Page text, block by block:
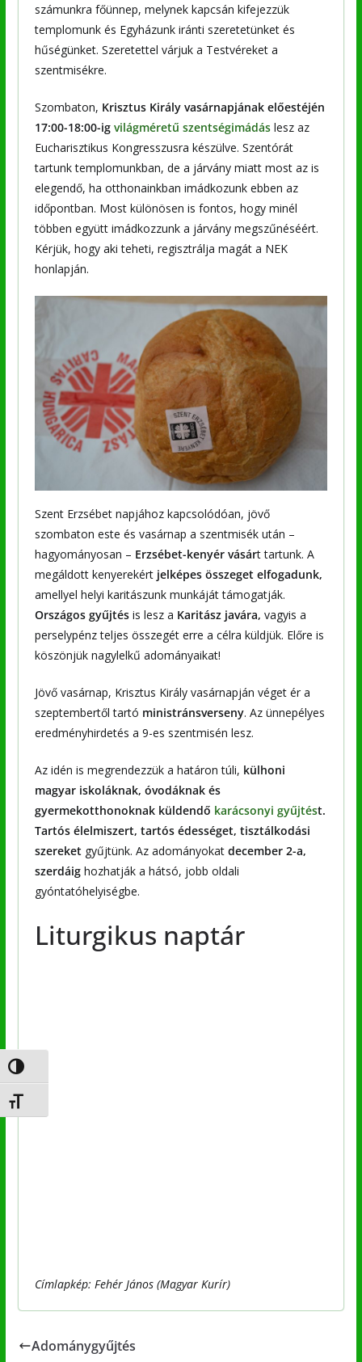
Nagy kontraszt váltása
Betűméret váltása
számunkra főünnep, melynek kapcsán kifejezzük
templomunk és Egyházunk iránti szeretetünket és
hűségünket. Szeretettel várjuk a Testvéreket a
szentmisékre.
Szombaton, Krisztus Király vasárnapjának előestéjén
17:00-18:00-ig világméretű szentségimádáslesz az
Eucharisztikus Kongresszusra készülve. Szentórát
tartunk templomunkban, de a járvány miatt most az is
elegendő, ha otthonainkban imádkozunk ebben az
időpontban. Most különösen is fontos, hogy minél
többen együtt imádkozzunk a járvány megszűnéséért.
Kérjük, hogy aki teheti, regisztrálja magát a NEK
honlapján.
Szent Erzsébet napjához kapcsolódóan, jövő
szombaton este és vasárnap a szentmisék után –
hagyományosan – Erzsébet-kenyér vásárt tartunk. A
megáldott kenyerekért jelképes összeget elfogadunk,
amellyel helyi karitászunk munkáját támogatják.
Országos gyűjtésis lesz a Karitász javára, vagyis a
perselypénz teljes összegét erre a célra küldjük. Előre is
köszönjük nagylelkű adományaikat!
Jövő vasárnap, Krisztus Király vasárnapján véget ér a
szeptembertől tartó ministránsverseny. Az ünnepélyes
eredményhirdetés a 9-es szentmisén lesz.
Az idén is megrendezzük a határon túli, külhoni
magyar iskoláknak, óvodáknak és
gyermekotthonoknak küldendő karácsonyi gyűjtést.
Tartós élelmiszert, tartós édességet, tisztálkodási
szereket gyűjtünk. Az adományokat december 2-a,
szerdáig hozhatják a hátsó, jobb oldali
gyóntatóhelyiségbe.
Liturgikus naptár
Címlapkép: Fehér János (Magyar Kurír)
Adománygyűjtés